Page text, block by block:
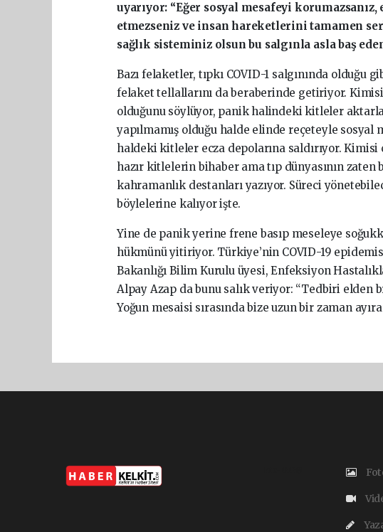
uyarıyor: “Eğer sosyal mesafeyi
etmezseniz ve insan hareketlerini tamamen
sağlık sisteminiz olsun bu salgınla asla baş
Bazı felaketler, tıpkı COVID-1 salgınında olduğu
felaket tellallarını da beraberinde getiriyor. Kimisi
olduğunu söylüyor, panik halindeki kitleler
yapılmamış olduğu halde elinde reçeteyle sosyal
haldeki kitleler ecza depolarına saldırıyor. Kimisi
hazır kitlelerin bihaber ama tıp dünyasının
kahramanlık destanları yazıyor. Süreci
böylelerine kalıyor işte.
Yine de panik yerine frene basıp meseleye
hükmünü yitiriyor. Türkiye’nin COVID-19
Bakanlığı Bilim Kurulu üyesi, Enfeksiyon
Alpay Azap da bunu salık veriyor: “Tedbiri elden
Yoğun mesaisi sırasında bize uzun bir zaman